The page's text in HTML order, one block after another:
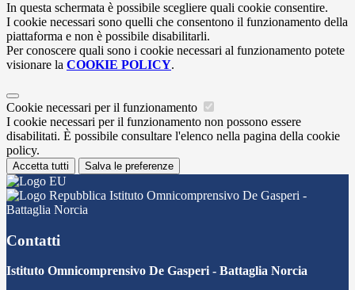
In questa schermata è possibile scegliere quali cookie consentire.
I cookie necessari sono quelli che consentono il funzionamento della
piattaforma e non è possibile disabilitarli.
Per conoscere quali sono i cookie necessari al funzionamento potete
visionare la COOKIE POLICY.
Cookie necessari per il funzionamento
I cookie necessari per il funzionamento non possono essere
disabilitati. È possibile consultare l'elenco nella pagina della cookie
policy.
Accetta tutti Salva le preferenze
Istituto Omnicomprensivo De Gasperi -
Battaglia Norcia
Contatti
Istituto Omnicomprensivo De Gasperi - Battaglia Norcia